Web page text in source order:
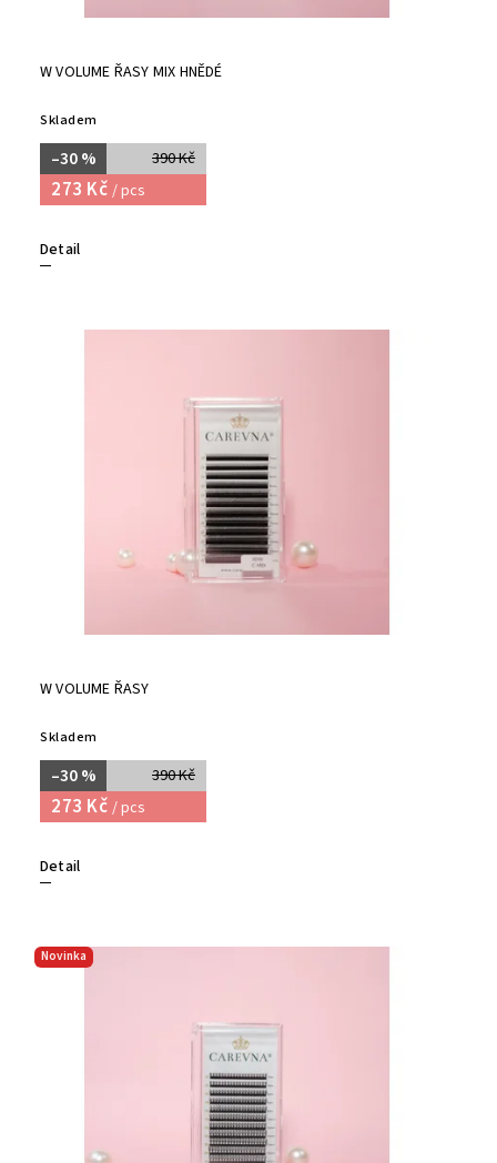
W VOLUME ŘASY MIX HNĚDÉ
Skladem
390 Kč
–30 %
273 Kč / pcs
Detail
W VOLUME ŘASY
Skladem
390 Kč
–30 %
273 Kč / pcs
Detail
Novinka